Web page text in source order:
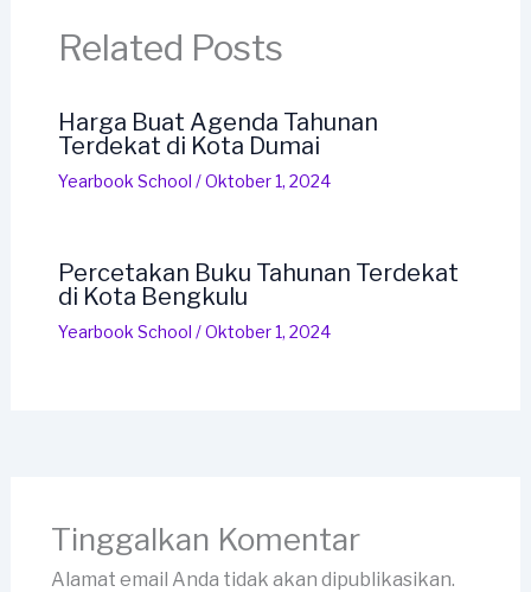
Related Posts
Harga Buat Agenda Tahunan
Terdekat di Kota Dumai
Yearbook School /Oktober 1, 2024
Percetakan Buku Tahunan Terdekat
di Kota Bengkulu
Yearbook School /Oktober 1, 2024
Tinggalkan Komentar
Alamat email Anda tidak akan dipublikasikan.